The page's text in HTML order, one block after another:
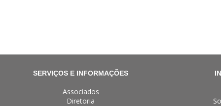
SERVIÇOS E INFORMAÇÕES
Associados
Diretoria